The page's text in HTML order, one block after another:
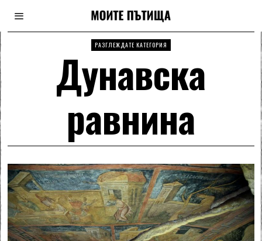
РАЗГЛЕЖДАТЕ КАТЕГОРИЯ
Дунавска
равнина